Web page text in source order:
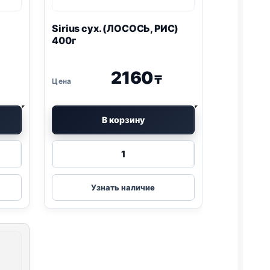
Sirius сух. (ЛОСОСЬ, РИС)
400г
2160₸
В корзину
товара
Sirius
сух.
РИС)
Узнать наличие